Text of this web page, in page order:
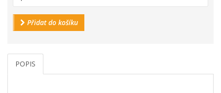
Přidat do košíku
POPIS